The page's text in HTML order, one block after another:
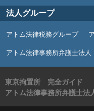
法人グループ
アトム法律税務グループ
アトム法律事務所弁護士法人
東京拘置所 完全ガイド
アトム法律事務所弁護士法